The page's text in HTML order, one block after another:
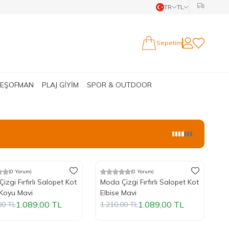
TR TL
SepetimHesabım
Favorilerim
PLAJ GİYİM
SPOR & OUTDOOR
(0 Yorum)
Fırfırlı Salopet Kot
Koyu Mavi
TL1.089,00 TL
%10İndirim
Yeni (0 Yorum)
Moda Çizgi Fırfırlı Salopet Kot
Elbise Mavi
1.210,00TL1.089,00 TL